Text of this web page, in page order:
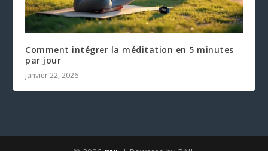
Comment intégrer la méditation en 5 minutes
par jour
janvier 22, 2026